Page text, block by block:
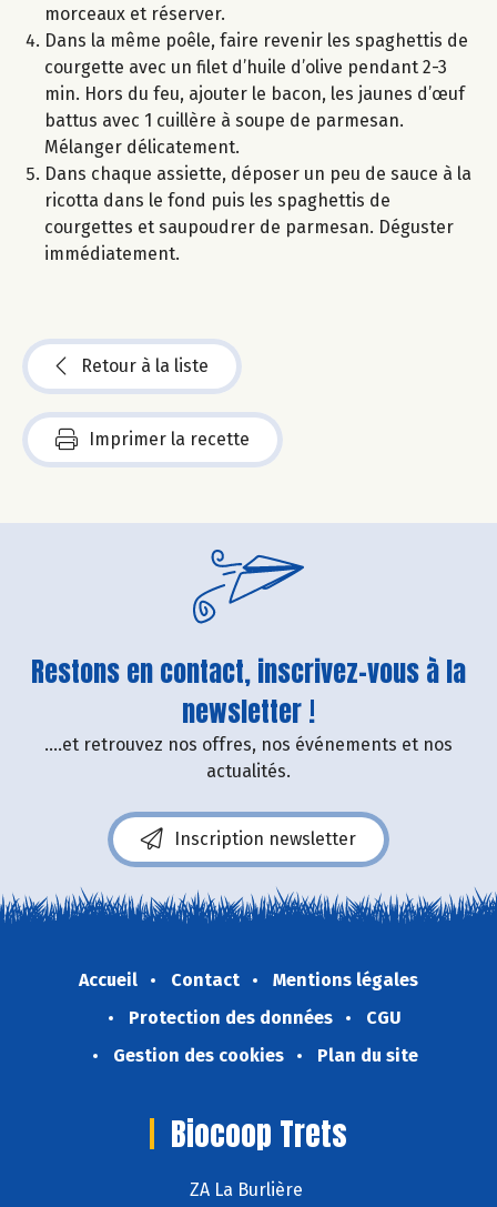
morceaux et réserver.
Dans la même poêle, faire revenir les spaghettis de
courgette avec un filet d’huile d’olive pendant 2-3
min. Hors du feu, ajouter le bacon, les jaunes d’œuf
battus avec 1 cuillère à soupe de parmesan.
Mélanger délicatement.
Dans chaque assiette, déposer un peu de sauce à la
ricotta dans le fond puis les spaghettis de
courgettes et saupoudrer de parmesan. Déguster
immédiatement.
Retour à la liste
Imprimer la recette
Restons en contact, inscrivez-vous à la
newsletter !
....et retrouvez nos offres, nos événements et nos
actualités.
Inscription newsletter
Accueil Contact
Mentions légales
Protection des données
CGU
Gestion des cookies
Plan du site
Biocoop Trets
ZA La Burlière